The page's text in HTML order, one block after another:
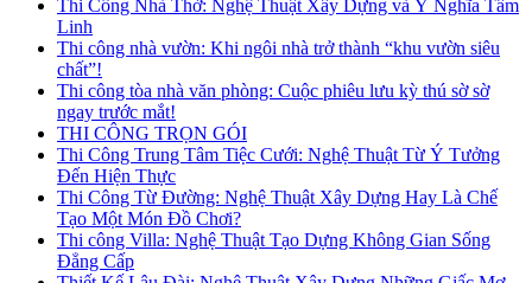
Thi Công Nhà Thờ: Nghệ Thuật Xây Dựng và Ý Nghĩa Tâm
Linh
Thi công nhà vườn: Khi ngôi nhà trở thành “khu vườn siêu
chất”!
Thi công tòa nhà văn phòng: Cuộc phiêu lưu kỳ thú sờ sờ
ngay trước mắt!
THI CÔNG TRỌN GÓI
Thi Công Trung Tâm Tiệc Cưới: Nghệ Thuật Từ Ý Tưởng
Đến Hiện Thực
Thi Công Từ Đường: Nghệ Thuật Xây Dựng Hay Là Chế
Tạo Một Món Đồ Chơi?
Thi công Villa: Nghệ Thuật Tạo Dựng Không Gian Sống
Đẳng Cấp